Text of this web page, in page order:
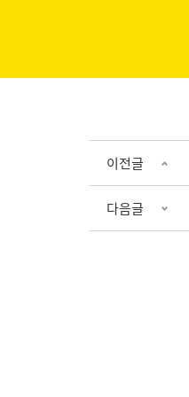
이전글
다음글